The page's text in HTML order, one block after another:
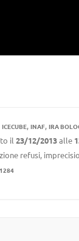
ICECUBE, INAF, IRA
il 23/12/2013alle
refusi,